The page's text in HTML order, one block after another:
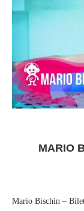
MARIO
Mario Bischin –